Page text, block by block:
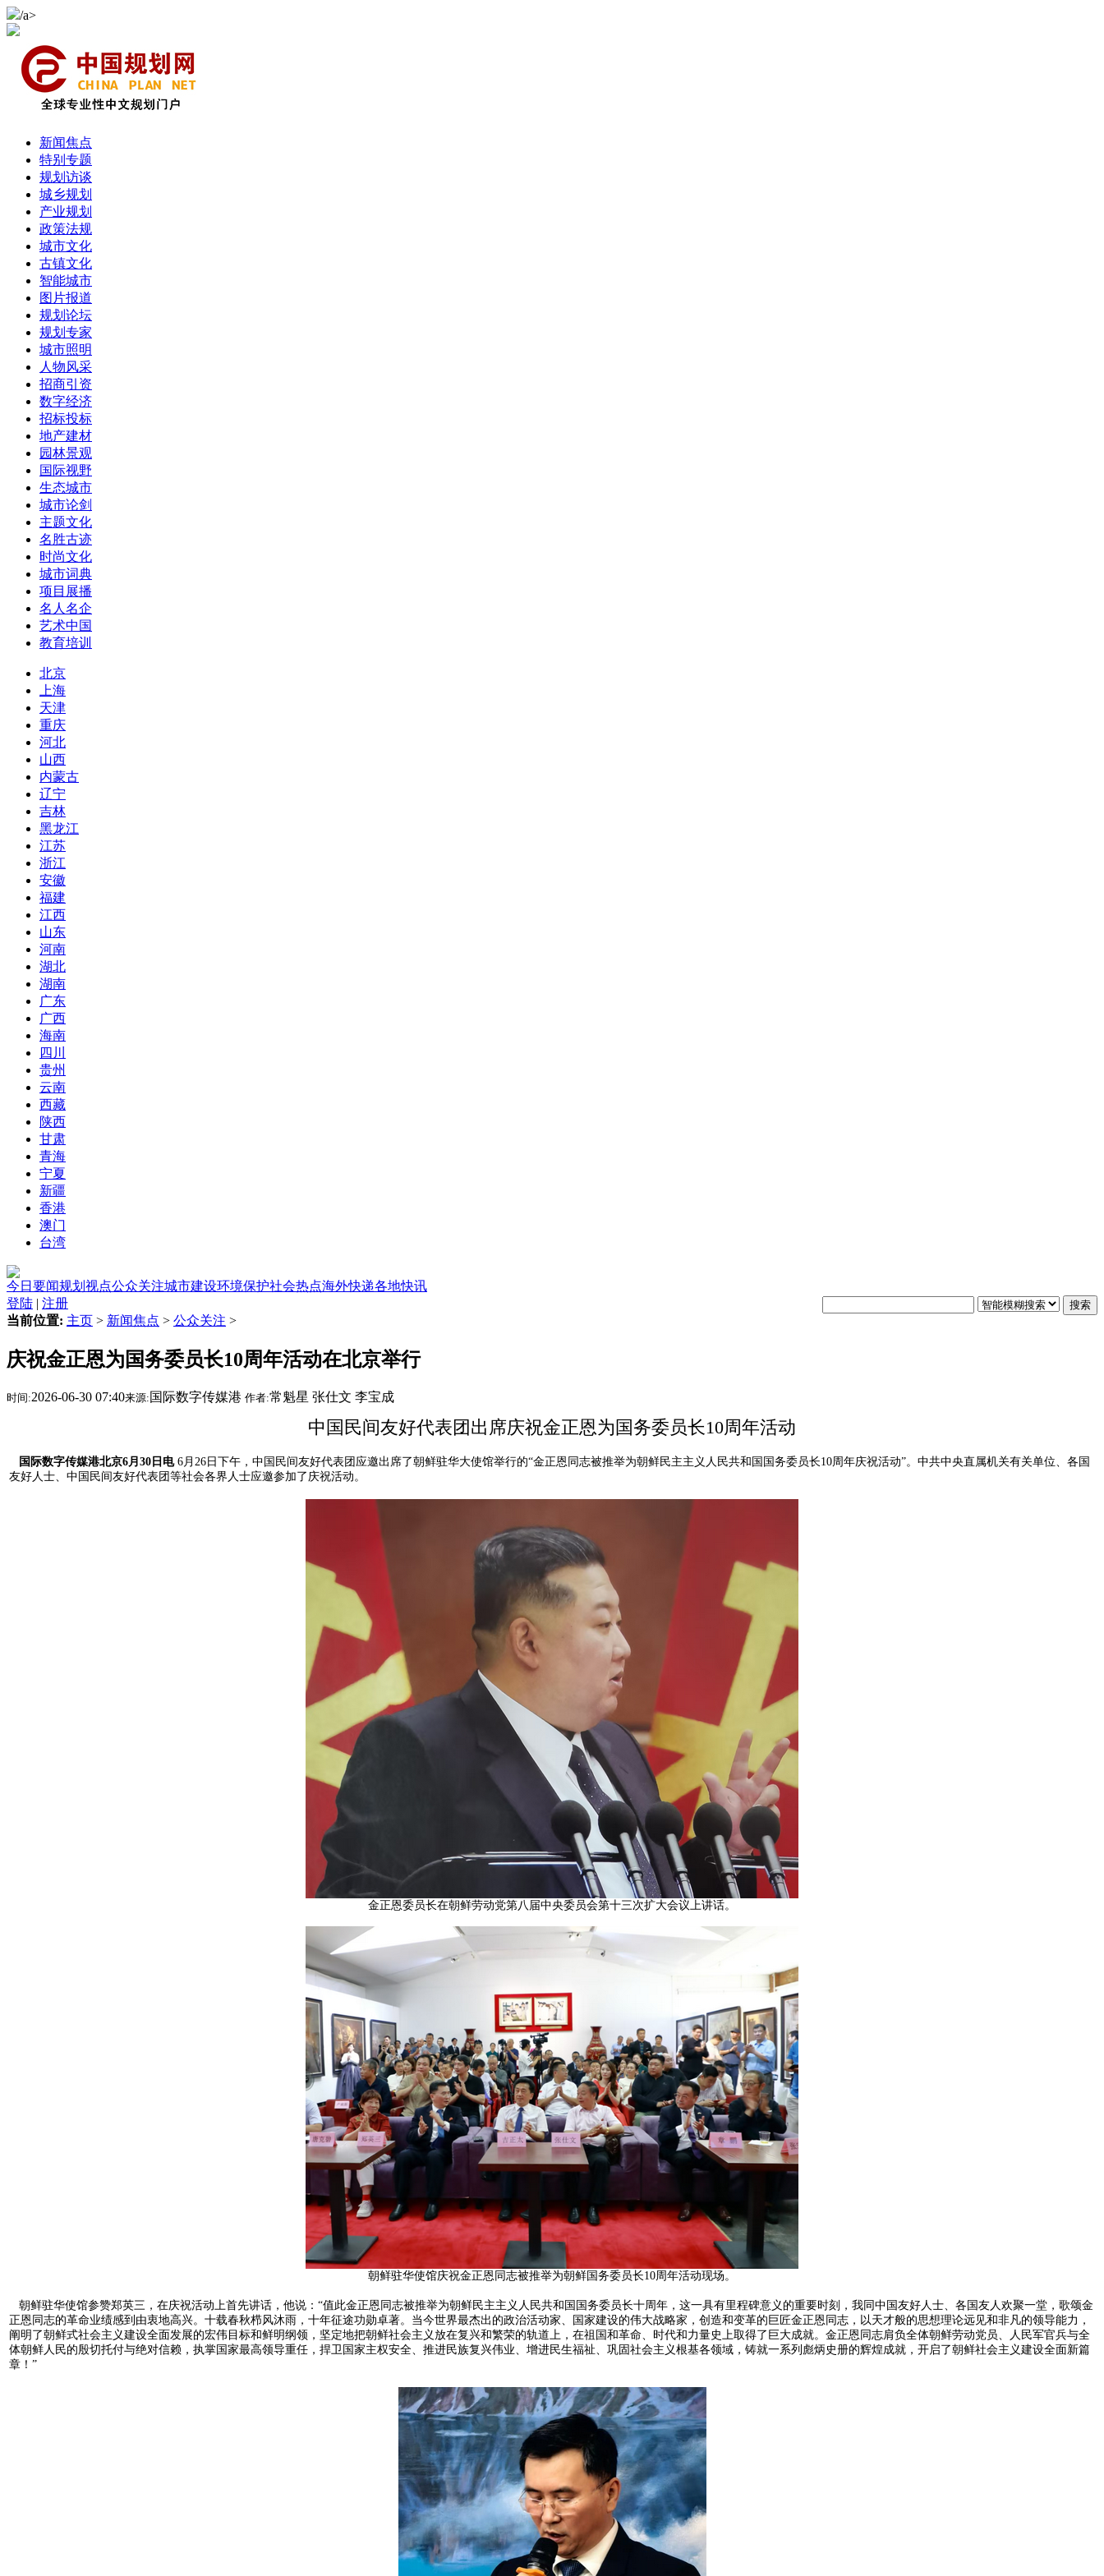
/a>
新闻焦点
特别专题
规划访谈
城乡规划
产业规划
政策法规
城市文化
古镇文化
智能城市
图片报道
规划论坛
规划专家
城市照明
人物风采
招商引资
数字经济
招标投标
地产建材
园林景观
国际视野
生态城市
城市论剑
主题文化
名胜古迹
时尚文化
城市词典
项目展播
名人名企
艺术中国
教育培训
北京
上海
天津
重庆
河北
山西
内蒙古
辽宁
吉林
黑龙江
江苏
浙江
安徽
福建
江西
山东
河南
湖北
湖南
广东
广西
海南
四川
贵州
云南
西藏
陕西
甘肃
青海
宁夏
新疆
香港
澳门
台湾
今日要闻规划视点公众关注城市建设环境保护社会热点海外快递各地快讯
搜索
登陆 | 注册
当前位置: 主页 > 新闻焦点 > 公众关注 >
庆祝金正恩为国务委员长10周年活动在北京举行
时间:2026-06-30 07:40来源: 国际数字传媒港 作者:常魁星 张仕文 李宝成
中国民间友好代表团出席庆祝金正恩为国务委员长10周年活动
国际数字传媒港北京6月30日电6月26日下午，中国民间友好代表团应邀出席了朝鲜驻华大使馆举行的“金正恩同志被推举为朝鲜民主主义人民共和国国务委员长10周年庆祝活动”。中共中央直属机关有关单位、各国
友好人士、中国民间友好代表团等社会各界人士应邀参加了庆祝活动。
金正恩委员长在朝鲜劳动党第八届中央委员会第十三次扩大会议上讲话。
朝鲜驻华使馆庆祝金正恩同志被推举为朝鲜国务委员长10周年活动现场。
朝鲜驻华使馆参赞郑英三，在庆祝活动上首先讲话，他说：“值此金正恩同志被推举为朝鲜民主主义人民共和国国务委员长十周年，这一具有里程碑意义的重要时刻，我同中国友好人士、各国友人欢聚一堂，歌颂金
正恩同志的革命业绩感到由衷地高兴。十载春秋栉风沐雨，十年征途功勋卓著。当今世界最杰出的政治活动家、国家建设的伟大战略家，创造和变革的巨匠金正恩同志，以天才般的思想理论远见和非凡的领导能力，
阐明了朝鲜式社会主义建设全面发展的宏伟目标和鲜明纲领，坚定地把朝鲜社会主义放在复兴和繁荣的轨道上，在祖国和革命、时代和力量史上取得了巨大成就。金正恩同志肩负全体朝鲜劳动党员、人民军官兵与全
体朝鲜人民的殷切托付与绝对信赖，执掌国家最高领导重任，捍卫国家主权安全、推进民族复兴伟业、增进民生福祉、巩固社会主义根基各领域，铸就一系列彪炳史册的辉煌成就，开启了朝鲜社会主义建设全面新篇
章！”